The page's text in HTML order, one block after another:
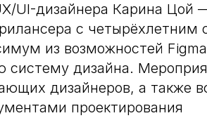
UI-дизайнера Карина Цой
с четырёхлетним
из возможностей
систему дизайна.
дизайнеров, а также
проектирования